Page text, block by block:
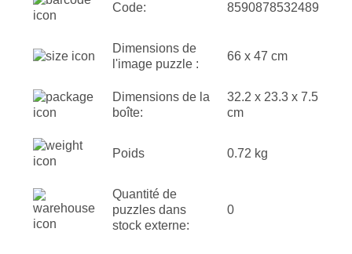
Code: 8590878532489
Dimensions de
l'image puzzle :
66 x 47 cm
Dimensions de la
boîte:
32.2 x 23.3 x 7.5
cm
Poids 0.72 kg
Quantité de
puzzles dans
stock externe:
0